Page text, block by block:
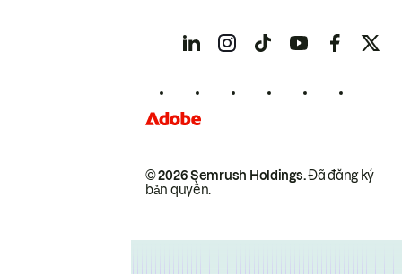
© 2026 Semrush Holdings.Đã đăng ký
bản quyền.